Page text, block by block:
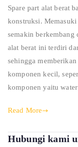
Spare part alat berat
konstruksi.
semakin berkembang
alat berat ini terdiri
sehingga
komponen kecil,
komponen yaitu
Read More
Hubungi kami